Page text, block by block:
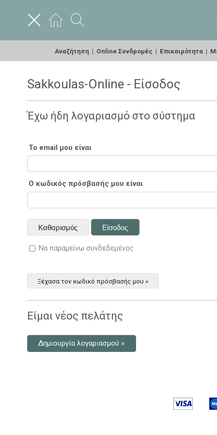
Αναζήτηση | Online Συνδρομές | Επικαιρότητα |
Sakkoulas-Online - Είσοδος
Έχω ήδη λογαριασμό στο σύστημα
Το email μου είναι
Ο κωδικός πρόσβασής μου είναι
Να παραμείνω συνδεδεμένος
Ξέχασα τον κωδικό πρόσβασής μου »
Είμαι νέος πελάτης
Δημιουργία λογαριασμού »